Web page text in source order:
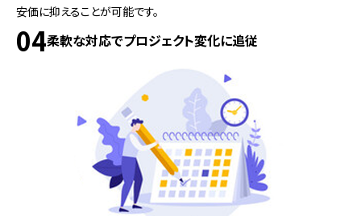
安価に抑えることが可能です。
04柔軟な対応でプロジェクト変化に追従